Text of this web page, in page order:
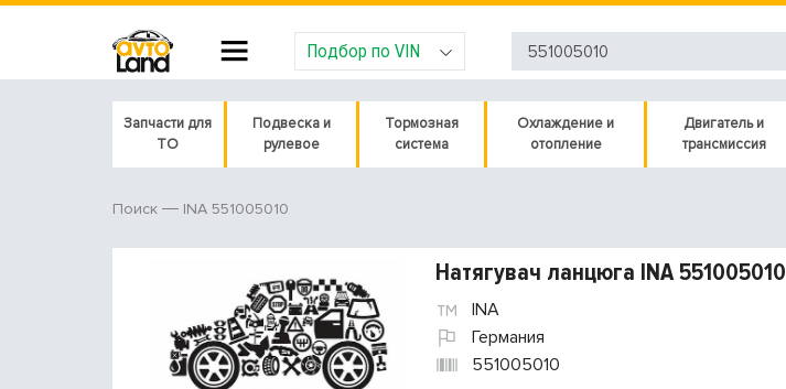
Подбор по VIN
Запчасти для
ТО
Подвеска и
рулевое
Тормозная
система
Охлаждение и
отопление
Двигатель и
трансмиссия
Поиск INA 551005010
Натягувач ланцюга INA 551005010
INA
Германия
551005010